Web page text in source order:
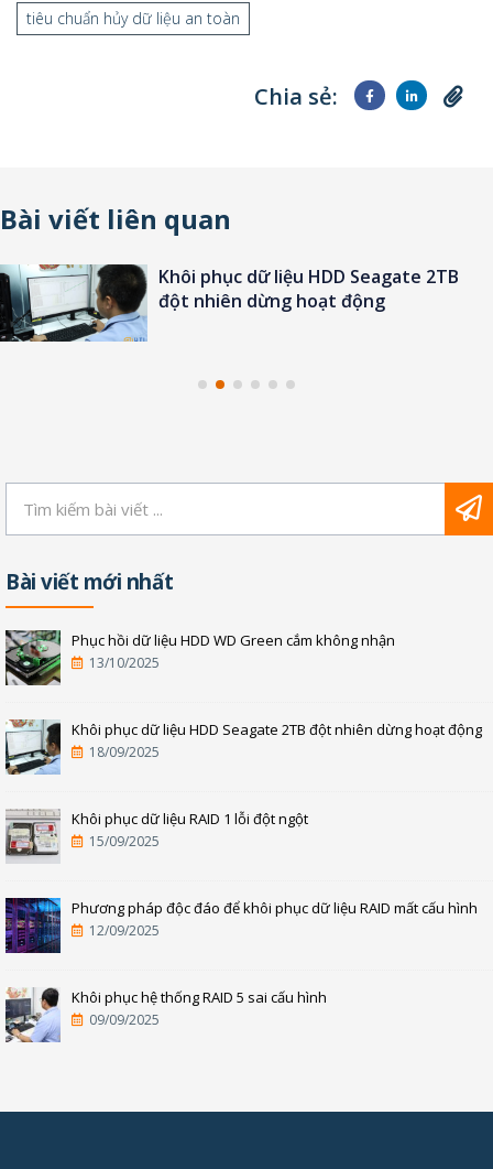
tiêu chuẩn hủy dữ liệu an toàn
Chia sẻ:
Bài viết liên quan
Khôi phục dữ liệu HDD Seagate 2TB
đột nhiên dừng hoạt động
Bài viết mới nhất
Phục hồi dữ liệu HDD WD Green cắm không nhận
13/10/2025
Khôi phục dữ liệu HDD Seagate 2TB đột nhiên dừng hoạt động
18/09/2025
Khôi phục dữ liệu RAID 1 lỗi đột ngột
15/09/2025
Phương pháp độc đáo để khôi phục dữ liệu RAID mất cấu hình
12/09/2025
Khôi phục hệ thống RAID 5 sai cấu hình
09/09/2025